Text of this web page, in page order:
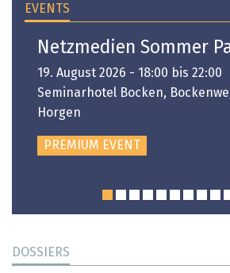
EVENTS
Netzmedien Sommer
19. August 2026 - 18:00 bis 22:00
Seminarhotel Bocken,
Horgen
PREMIUM EVENT
DOSSIERS